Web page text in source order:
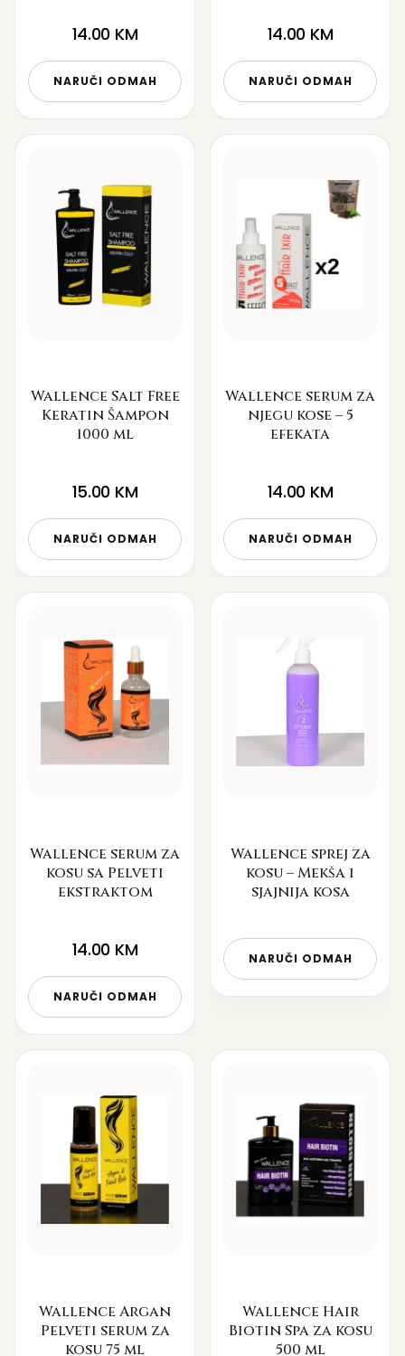
14.00 KM
NARUČI ODMAH
14.00 KM
NARUČI ODMAH
Wallence Salt Free
Keratin Šampon
1000 ml
15.00 KM
NARUČI ODMAH
Wallence serum za
njegu kose – 5
efekata
14.00 KM
NARUČI ODMAH
Wallence serum za
kosu sa Pelveti
ekstraktom
14.00 KM
NARUČI ODMAH
Wallence sprej za
kosu – Mekša i
sjajnija kosa
NARUČI ODMAH
Wallence Argan
Pelveti serum za
kosu 75 ml
Wallence Hair
Biotin Spa za kosu
500 ml